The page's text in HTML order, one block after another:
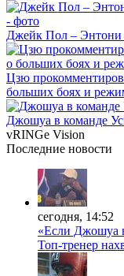
Джейк Пол – Энтони
Цзю
больших боях и
Джошуа в команде
vRINGe Vision
Последние новости
сегодня, 14:52
«Если Джошуа
Топ-тренер